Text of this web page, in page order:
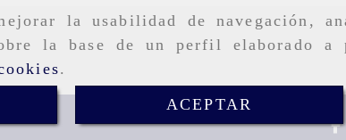
la usabilidad de navegación,
la base de un perfil elaborado a
.
ACEPTAR